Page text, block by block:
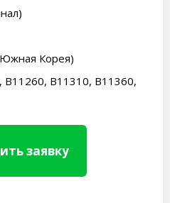
Корея)
B11260, B11310, B11360,
заявку